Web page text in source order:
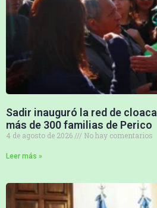
Sadir inauguró la red de
más de 300 familias de Perico
4 de agosto de 2026 No hay comentarios
Leer más »